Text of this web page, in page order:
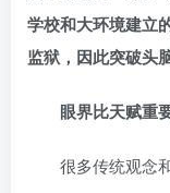
学校和大环境建立
监狱，因此突破头
眼界比天赋重
很多传统观念